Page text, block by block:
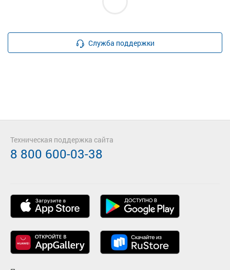
Служба поддержки
Техническая поддержка сайта
8 800 600-03-38